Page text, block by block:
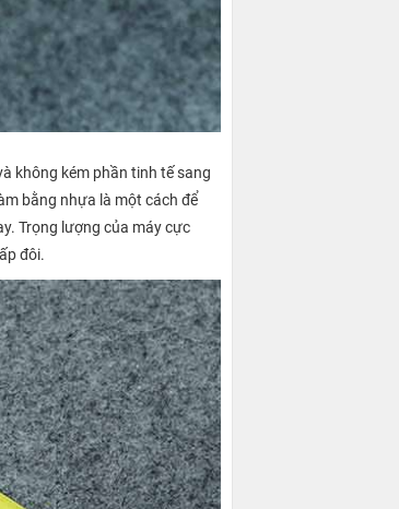
không kém phần tinh tế sang
bằng nhựa là một cách để
Trọng lượng của máy cực
đôi.